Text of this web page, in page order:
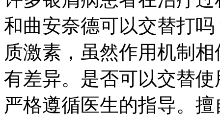
和曲安奈德可以交替打
质激素，虽然作用机制
有差异。是否可以交替
严格遵循医生的指导。